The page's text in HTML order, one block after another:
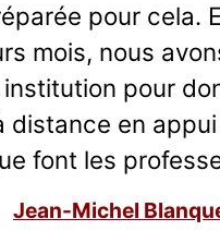
pour cela.
mois, nous
pour
distance en
font les
Jean-Michel